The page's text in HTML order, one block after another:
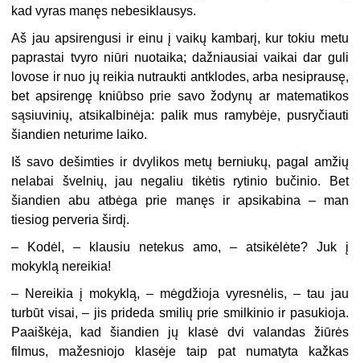
kad vyras manęs nebesiklausys.
Aš jau apsirengusi ir einu į vaikų kambarį, kur tokiu metu
paprastai tvyro niūri nuotaika; dažniausiai vaikai dar guli
lovose ir nuo jų reikia nutraukti antklodes, arba nesiprausę,
bet apsirengę kniūbso prie savo žodynų ar matematikos
sąsiuvinių, atsikalbinėja: palik mus ramybėje, pusryčiauti
šiandien neturime laiko.
Iš savo dešimties ir dvylikos metų berniukų, pagal amžių
nelabai švelnių, jau negaliu tikėtis rytinio bučinio. Bet
šiandien abu atbėga prie manęs ir apsikabina – man
tiesiog perveria širdį.
– Kodėl, – klausiu netekus amo, – atsikėlėte? Juk į
mokyklą nereikia!
– Nereikia į mokyklą, – mėgdžioja vyresnėlis, – tau jau
turbūt visai, – jis prideda smilių prie smilkinio ir pasukioja.
Paaiškėja, kad šiandien jų klasė dvi valandas žiūrės
filmus, mažesniojo klasėje taip pat numatyta kažkas